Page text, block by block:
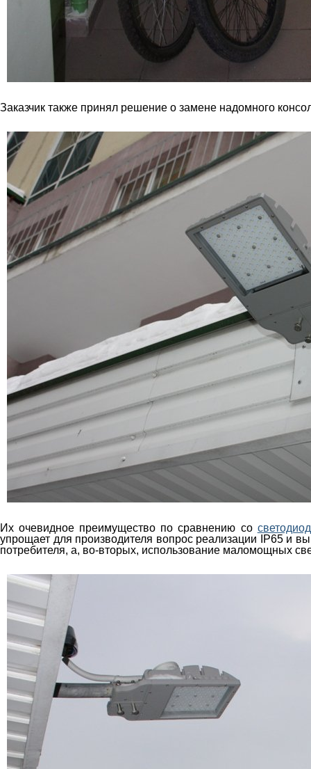
Заказчик также принял решение о замене надомного
Их очевидное преимущество по сравнению со
упрощает для производителя вопрос реализации IP65 и
потребителя, а, во-вторых, использование маломощных